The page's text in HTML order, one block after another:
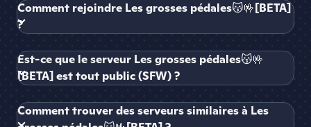
Comment rejoindre Les grosses pédales😽🤟[BETA]
?
Est-ce que le serveur Les grosses pédales😽🤟
[BETA] est tout public (SFW) ?
Comment trouver des serveurs similaires à Les